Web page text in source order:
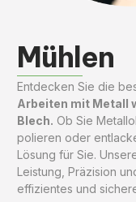
Mühlen
Entdecken Sie die
Arbeiten mit Metall
Blech. Ob Sie
polieren oder
Lösung für Sie.
Leistung, Präzision
effizientes und